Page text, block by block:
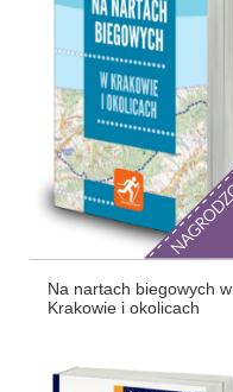
Na nartach biegowych w
Krakowie i okolicach